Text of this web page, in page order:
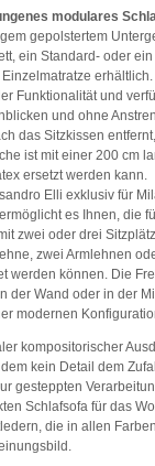
modulares
gepolstertem
ein Standard- oder
erhältlich.
Funktionalität und
und ohne
das Sitzkissen
ist mit einer 200 cm
ersetzt werden kann.
Elli exklusiv für
es Ihnen, die
zwei oder drei
zwei Armlehnen
werden können. Die
der Wand oder in der
modernen
kompositorischer
kein Detail dem
gesteppten
Schlafsofa für das
die in allen